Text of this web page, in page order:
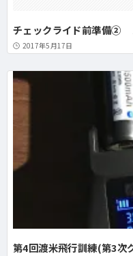
チェックライド前準備②
2017年5月17日
第4回渡米飛行訓練(第3次